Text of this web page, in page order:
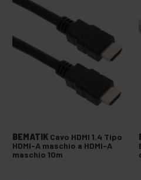
Moltiplicatore Video
+
Video SDI HD-SDI SD-SDI 3G-SDI
Luci
+
+
ferramenta +
Sicurezza,
allarmi e
BEMATIK Cavo HDMI 1.4 Tipo
HDMI-A maschio a HDMI-A
maschio 10m